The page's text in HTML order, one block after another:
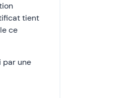
tient
ce
par une